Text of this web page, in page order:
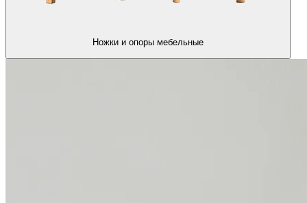
Ножки и опоры мебельные